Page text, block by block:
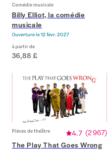
Comédie musicale
Billy Elliot, la comédie
musicale
Ouverture le12 févr. 2027
à partir de
36,88 £
Pièces de théâtre 4.7 (2 967)
The Play That Goes Wrong